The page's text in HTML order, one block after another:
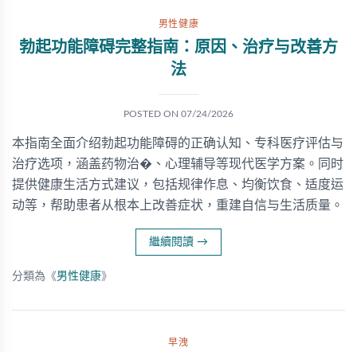
男性健康
勃起功能障碍完整指南：原因、治疗与改善方
法
POSTED ON 07/24/2026
本指南全面介绍勃起功能障碍的正确认知、专科医疗评估与
治疗选项，涵盖药物治�、心理辅导等现代医学方案。同时
提供健康生活方式建议，包括规律作息、均衡饮食、适度运
动等，帮助患者从根本上改善症状，重建自信与生活质量。
繼續閱讀 →
分類為《男性健康》
早洩